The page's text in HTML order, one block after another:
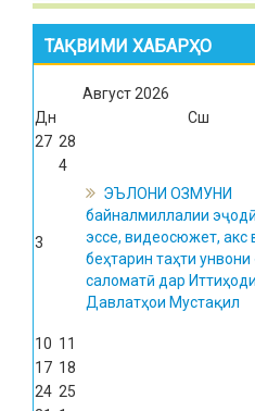
ТАҚВИМИ ХАБАРҲО
Август2026
Дн
Сш
27 28
3
4
ЭЪЛОНИ ОЗМУНИ
байналмиллалии
эссе, видеосюжет, акс
беҳтарин таҳти унвони
саломатӣ дар Иттиҳоди
Давлатҳои Мустақил
10 11
17 18
24 25